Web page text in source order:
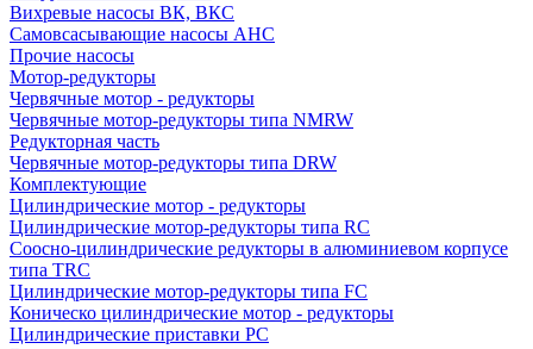
Вихревые насосы ВК, ВКС
Самовсасывающие насосы АНС
Прочие насосы
Мотор-редукторы
Червячные мотор - редукторы
Червячные мотор-редукторы типа NMRW
Редукторная часть
Червячные мотор-редукторы типа DRW
Комплектующие
Цилиндрические мотор - редукторы
Цилиндрические мотор-редукторы типа RC
Соосно-цилиндрические редукторы в алюминиевом корпусе
типа TRC
Цилиндрические мотор-редукторы типа FC
Коническо цилиндрические мотор - редукторы
Цилиндрические приставки PC